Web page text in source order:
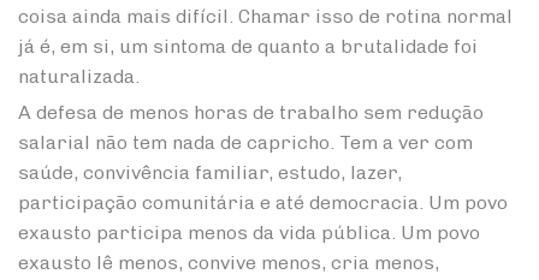
coisa ainda mais difícil. Chamar isso de rotina normal
já é, em si, um sintoma de quanto a brutalidade foi
naturalizada.
A defesa de menos horas de trabalho sem redução
salarial não tem nada de capricho. Tem a ver com
saúde, convivência familiar, estudo, lazer,
participação comunitária e até democracia. Um povo
exausto participa menos da vida pública. Um povo
exausto lê menos, convive menos, cria menos,